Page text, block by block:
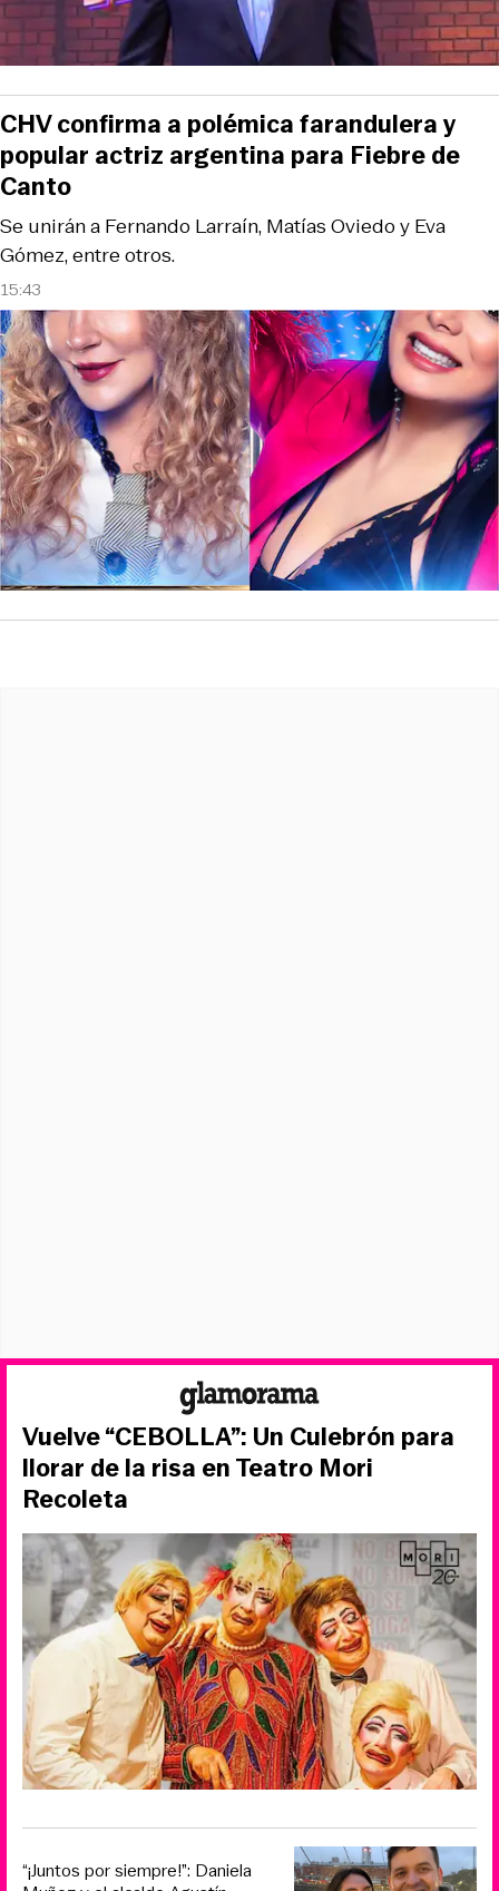
15:43
Se unirán a Fernando Larraín, Matías Oviedo y Eva
Gómez, entre otros.
CHV confirma a polémica farandulera y
popular actriz argentina para Fiebre de
Canto
Vuelve “CEBOLLA”: Un Culebrón para
llorar de la risa en Teatro Mori
Recoleta
“¡Juntos por siempre!”: Daniela